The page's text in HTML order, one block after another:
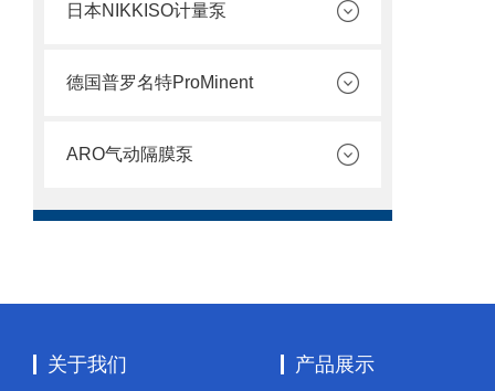
日本NIKKISO计量泵
德国普罗名特ProMinent
ARO气动隔膜泵
关于我们 产品展示